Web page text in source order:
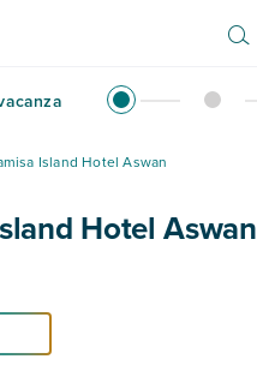
Island Hotel Aswan
Hotel Aswan